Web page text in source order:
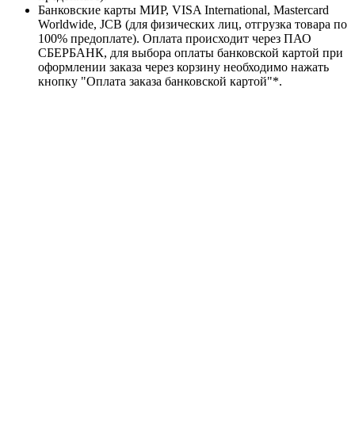
Банковские карты МИР, VISA International, Mastercard
Worldwide, JCB (для физических лиц, отгрузка товара по
100% предоплате). Оплата происходит через ПАО
СБЕРБАНК, для выбора оплаты банковской картой при
оформлении заказа через корзину необходимо нажать
кнопку "Оплата заказа банковской картой"*.